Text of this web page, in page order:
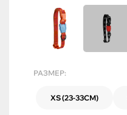
РАЗМЕР:
XS (23-33СМ)